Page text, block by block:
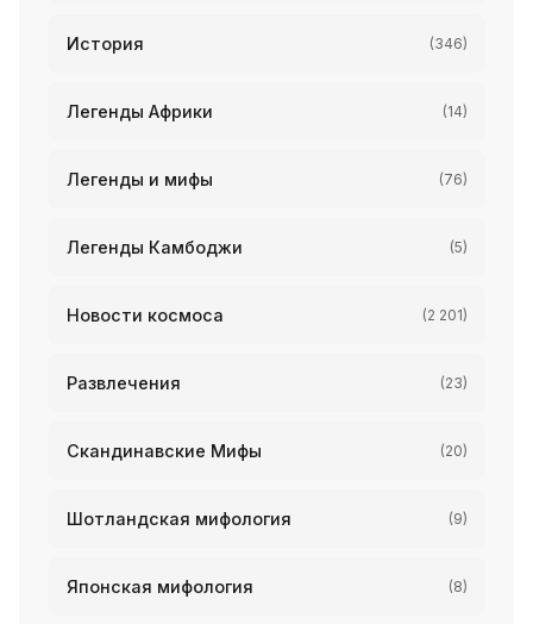
История (346)
Легенды Африки (14)
Легенды и мифы (76)
Легенды Камбоджи (5)
Новости космоса (2 201)
Развлечения (23)
Скандинавские Мифы (20)
Шотландская мифология (9)
Японская мифология (8)